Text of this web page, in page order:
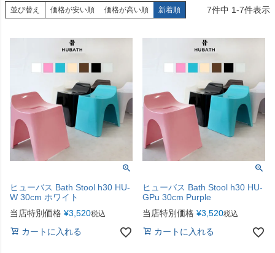
並び替え 価格が安い順 価格が高い順 新着順 7件中 1-7件表示
ヒューバス Bath Stool h30 HU-
W 30cm ホワイト
当店特別価格 ¥3,520税込
カートに入れる
ヒューバス Bath Stool h30 HU-
GPu 30cm Purple
当店特別価格 ¥3,520税込
カートに入れる